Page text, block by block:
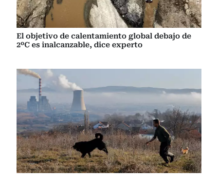
El objetivo de calentamiento global debajo de
2ºC es inalcanzable, dice experto